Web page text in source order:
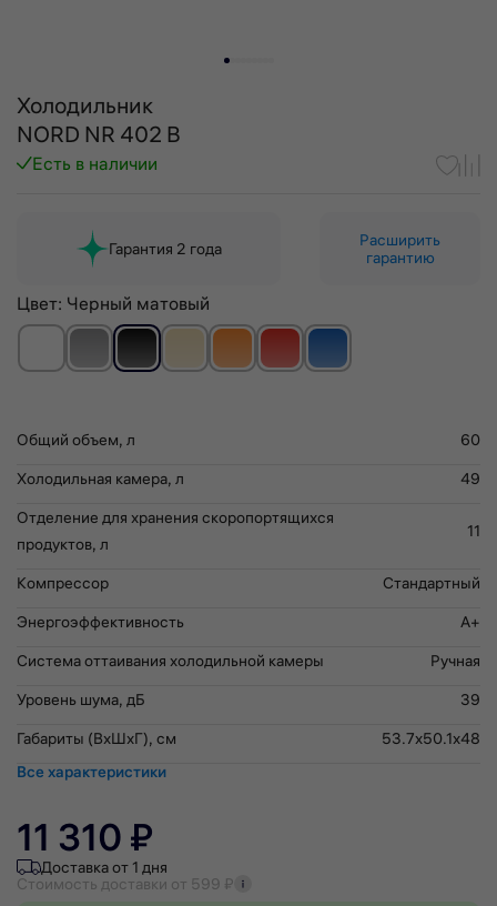
Холодильник
NORD NR 402 B
Есть в наличии
Гарантия 2 года
Расширить
гарантию
Цвет: Черный матовый
Общий объем, л
60
Холодильная камера, л
49
Отделение для хранения скоропортящихся
продуктов, л
11
Компрессор
Стандартный
Энергоэффективность
A+
Система оттаивания холодильной камеры
Ручная
Уровень шума, дБ
39
Габариты (ВхШхГ), см
53.7x50.1x48
Все характеристики
11 310 ₽
Доставка от 1 дня
Стоимость доставки от 599 ₽